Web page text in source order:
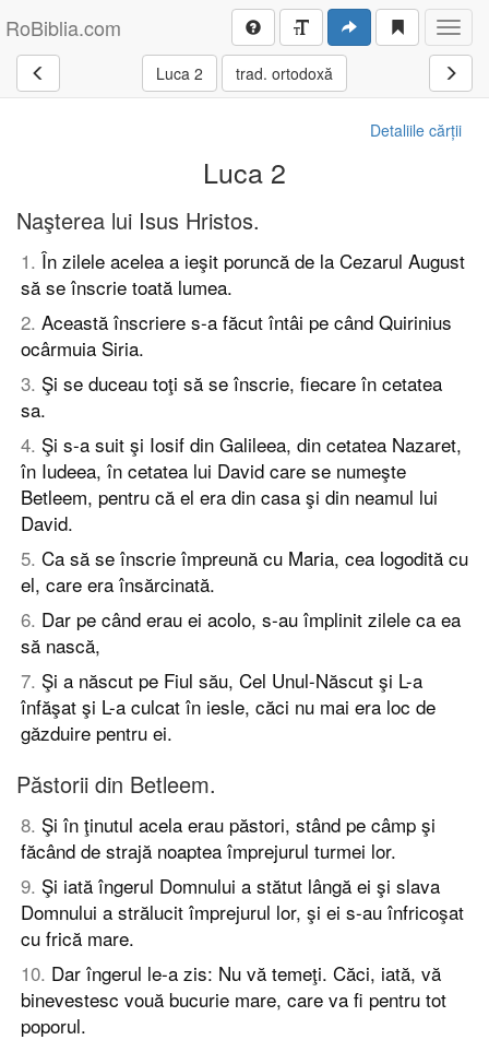
RoBiblia.com
Luca 2 trad. ortodoxă
Detaliile cărții
Luca 2
Naşterea lui Isus Hristos.
1. În zilele acelea a ieşit poruncă de la Cezarul August
să se înscrie toată lumea.
2. Această înscriere s-a făcut întâi pe când Quirinius
ocârmuia Siria.
3. Şi se duceau toţi să se înscrie, fiecare în cetatea
sa.
4. Şi s-a suit şi Iosif din Galileea, din cetatea Nazaret,
în Iudeea, în cetatea lui David care se numeşte
Betleem, pentru că el era din casa şi din neamul lui
David.
5. Ca să se înscrie împreună cu Maria, cea logodită cu
el, care era însărcinată.
6. Dar pe când erau ei acolo, s-au împlinit zilele ca ea
să nască,
7. Şi a născut pe Fiul său, Cel Unul-Născut şi L-a
înfăşat şi L-a culcat în iesle, căci nu mai era loc de
găzduire pentru ei.
Păstorii din Betleem.
8. Şi în ţinutul acela erau păstori, stând pe câmp şi
făcând de strajă noaptea împrejurul turmei lor.
9. Şi iată îngerul Domnului a stătut lângă ei şi slava
Domnului a strălucit împrejurul lor, şi ei s-au înfricoşat
cu frică mare.
10. Dar îngerul le-a zis: Nu vă temeţi. Căci, iată, vă
binevestesc vouă bucurie mare, care va fi pentru tot
poporul.